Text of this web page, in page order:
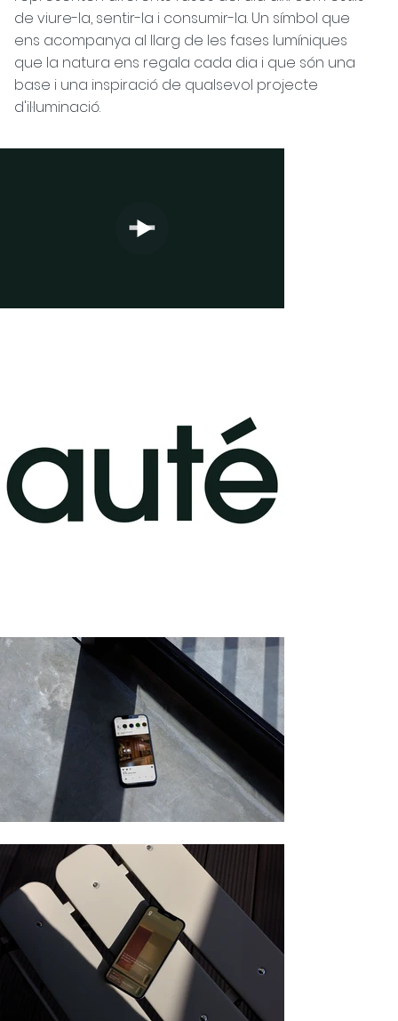
de viure-la, sentir-la i consumir-la. Un símbol que
ens acompanya al llarg de les fases lumíniques
que la natura ens regala cada dia i que són una
base i una inspiració de qualsevol projecte
d'il·luminació.